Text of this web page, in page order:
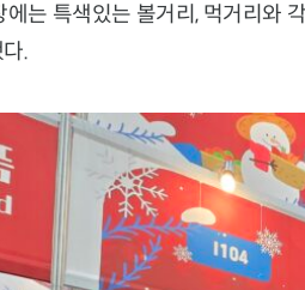
에는 특색있는 볼거리, 먹거리와
.